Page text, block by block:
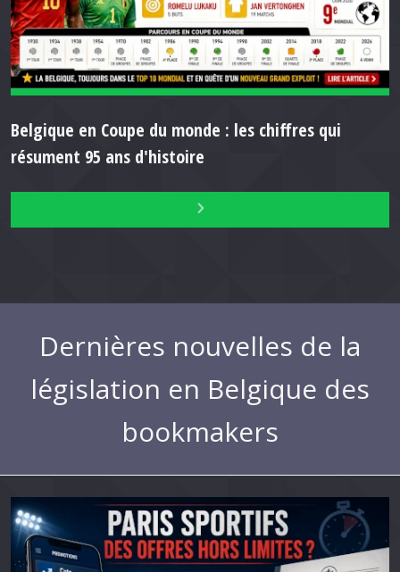
Belgique en Coupe du monde : les chiffres qui
résument 95 ans d'histoire
Dernières nouvelles de la
législation en Belgique des
bookmakers